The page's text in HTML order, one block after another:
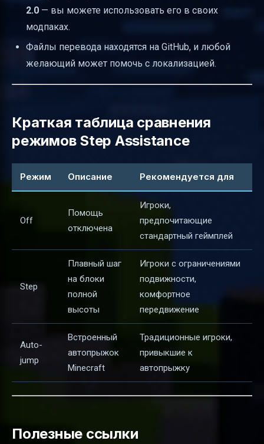
2.0 — вы можете использовать его в своих
модпаках.
Файлы перевода находятся на GitHub, и любой
желающий может помочь с локализацией.
Краткая таблица сравнения
режимов Step Assistance
Режим Описание Рекомендуется для
Off
Помощь
отключена
Игроки,
предпочитающие
стандартный геймплей
Step
Плавный шаг
на блоки
полной
высоты
Игроки с ограничениями
подвижности,
комфортное
передвижение
Auto-
jump
Встроенный
автопрыжок
Minecraft
Традиционные игроки,
привыкшие к
автопрыжку
Полезные ссылки